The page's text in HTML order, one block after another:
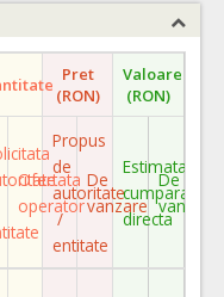
Pret
(RON)
Valoare
(RON)
Ofertata
operator
Propus
de
autoritate
/
entitate
De
vanzare
Estimata
cumparare
directa
De
vanzare